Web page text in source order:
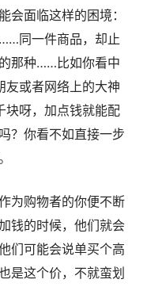
会面临这样的困境：
同一件商品，却止
那种……比如你看中
友或者网络上的大神
块呀，加点钱就能配
？你看不如直接一步
为购物者的你便不断
钱的时候，他们就会
们可能会说单买个高
是这个价，不就蛮划